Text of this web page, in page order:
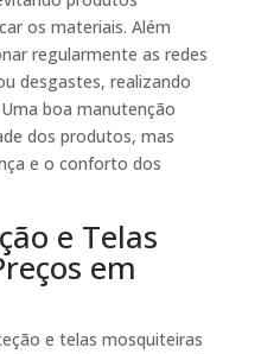
os materiais. Além
regularmente as redes
desgastes, realizando
boa manutenção
dos produtos, mas
e o conforto dos
e Telas
em
e telas mosquiteiras